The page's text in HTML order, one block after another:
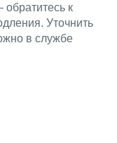
к
Уточнить
в службе